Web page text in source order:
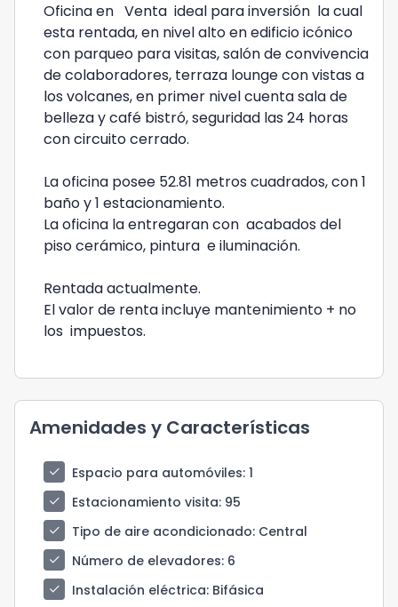
Oficina en Venta ideal para inversión la cual
esta rentada, en nivel alto en edificio icónico
con parqueo para visitas, salón de convivencia
de colaboradores, terraza lounge con vistas a
los volcanes, en primer nivel cuenta sala de
belleza y café bistró, seguridad las 24 horas
con circuito cerrado.
La oficina posee 52.81 metros cuadrados, con 1
baño y 1 estacionamiento.
La oficina la entregaran con acabados del
piso cerámico, pintura e iluminación.
Rentada actualmente.
El valor de renta incluye mantenimiento + no
los impuestos.
Amenidades y Características
check Espacio para automóviles: 1
check
Estacionamiento visita: 95
check
Tipo de aire acondicionado: Central
check
Número de elevadores: 6
check
Instalación eléctrica: Bifásica